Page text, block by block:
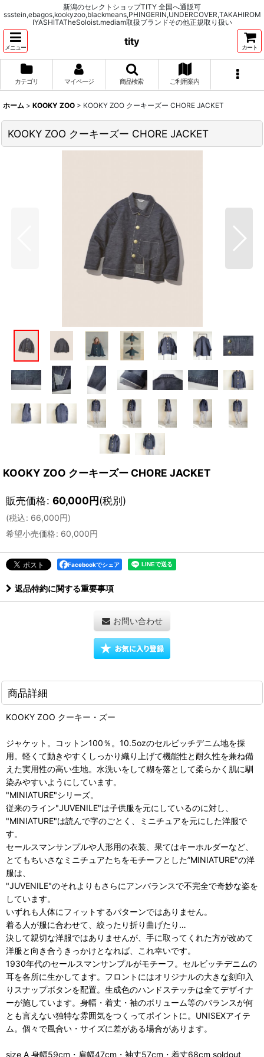
新潟のセレクトショップTITY 全国へ通販可
ssstein,ebagos,kookyzoo,blackmeans,PHINGERIN,UNDERCOVER,TAKAHIROM
IYASHITATheSoloist.mediam取扱ブランドその他正規取り扱い
メニュー
tity
カート
カテゴリ マイページ 商品検索 ご利用案内
ホーム > KOOKY ZOO > KOOKY ZOO クーキーズー CHORE JACKET
KOOKY ZOO クーキーズー CHORE JACKET
KOOKY ZOO クーキーズー CHORE JACKET
販売価格: 60,000円(税別)
(税込: 66,000円)
希望小売価格: 60,000円
Facebookでシェア
返品特約に関する重要事項
お問い合わせ
商品詳細
KOOKY ZOO クーキー・ズー
ジャケット。コットン100％。10.5ozのセルビッチデニム地を採
用。軽くて動きやすくしっかり織り上げて機能性と耐久性を兼ね備
えた実用性の高い生地。水洗いをして糊を落として柔らかく肌に馴
染みやすいようにしています。
"MINIATURE"シリーズ。
従来のライン"JUVENILE"は子供服を元にしているのに対し、
"MINIATURE"は読んで字のごとく、ミニチュアを元にした洋服で
す。
セールスマンサンプルや人形用の衣装、果てはキーホルダーなど、
とてもちいさなミニチュアたちをモチーフとした”MINIATURE"の洋
服は、
"JUVENILE"のそれよりもさらにアンバランスで不完全で奇妙な姿を
しています。
いずれも人体にフィットするパターンではありません。
着る人が服に合わせて、絞ったり折り曲げたり…
決して親切な洋服ではありませんが、手に取ってくれた方が改めて
洋服と向き合うきっかけとなれば、これ幸いです。
1930年代のセールスマンサンプルがモチーフ。セルビッチデニムの
耳を各所に生かしてます。フロントにはオリジナルの大きな刻印入
りスナップボタンを配置。生成色のハンドステッチは全てデザイナ
ーが施しています。身幅・着丈・袖のボリューム等のバランスが何
とも言えない独特な雰囲気をつくってポイントに。UNISEXアイテ
ム。個々で風合い・サイズに差がある場合があります。
size A 身幅59cm・肩幅47cm・袖丈57cm・着丈68cm soldout